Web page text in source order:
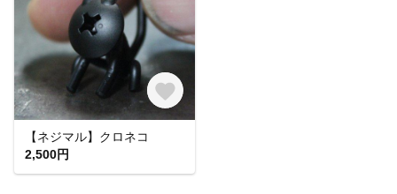
【ネジマル】クロネコ
2,500円